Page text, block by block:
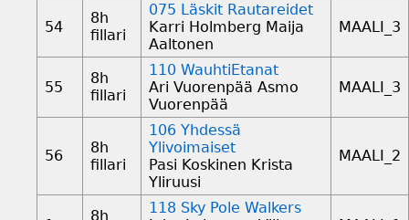
54
8h
fillari
075 Läskit Rautareidet
Karri Holmberg Maija
Aaltonen
MAALI_3
55
8h
fillari
110 WauhtiEtanat
Ari Vuorenpää Asmo
Vuorenpää
MAALI_3
56
8h
fillari
106 Yhdessä
Ylivoimaiset
Pasi Koskinen Krista
Yliruusi
MAALI_2
8h
118 Sky Pole Walkers